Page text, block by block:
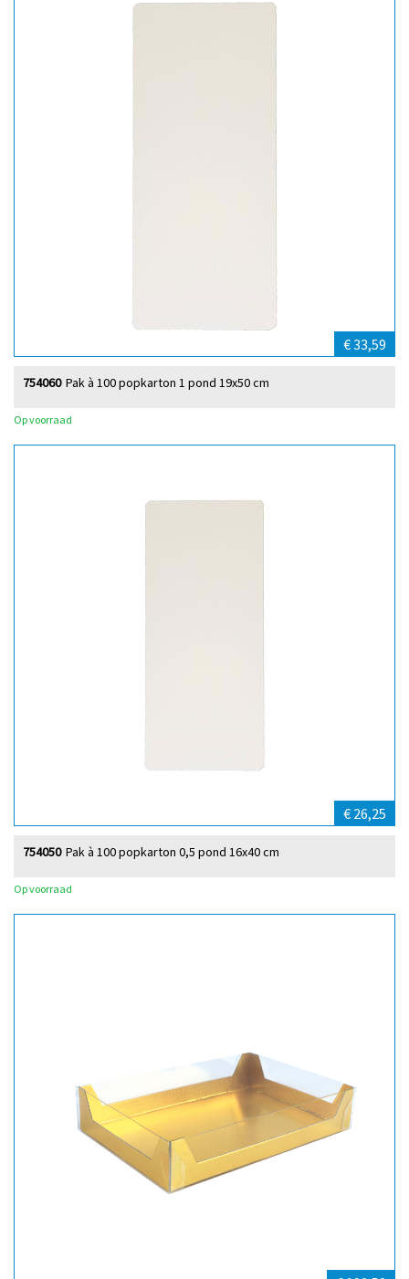
€ 33,59
Pak à 100 popkarton 1 pond 19x50 cm
754060
Op voorraad
€ 26,25
Pak à 100 popkarton 0,5 pond 16x40 cm
754050
Op voorraad